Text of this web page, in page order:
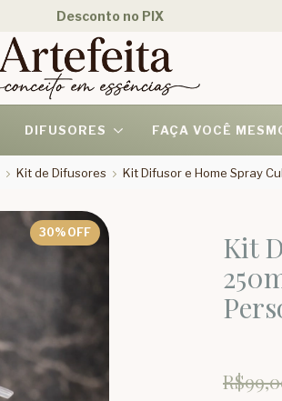
Desconto no PIX
DIFUSORES FAÇA VOCÊ
Kit de Difusores Kit Difusor e Home Spray
30% OFF
Kit